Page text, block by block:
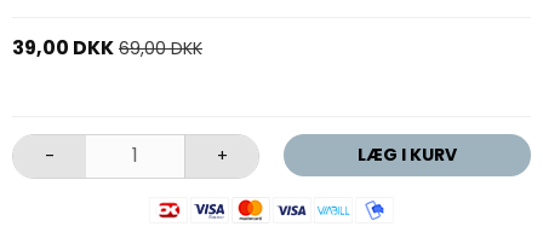
39,00 DKK 69,00 DKK
- + LÆG I KURV